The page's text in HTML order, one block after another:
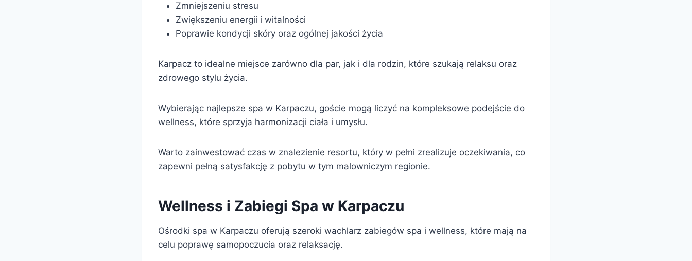
Zmniejszeniu stresu
Zwiększeniu energii i witalności
Poprawie kondycji skóry oraz ogólnej jakości życia
Karpacz to idealne miejsce zarówno dla par, jak i dla rodzin, które szukają relaksu oraz
zdrowego stylu życia.
Wybierając najlepsze spa w Karpaczu, goście mogą liczyć na kompleksowe podejście do
wellness, które sprzyja harmonizacji ciała i umysłu.
Warto zainwestować czas w znalezienie resortu, który w pełni zrealizuje oczekiwania, co
zapewni pełną satysfakcję z pobytu w tym malowniczym regionie.
Wellness i Zabiegi Spa w Karpaczu
Ośrodki spa w Karpaczu oferują szeroki wachlarz zabiegów spa i wellness, które mają na
celu poprawę samopoczucia oraz relaksację.